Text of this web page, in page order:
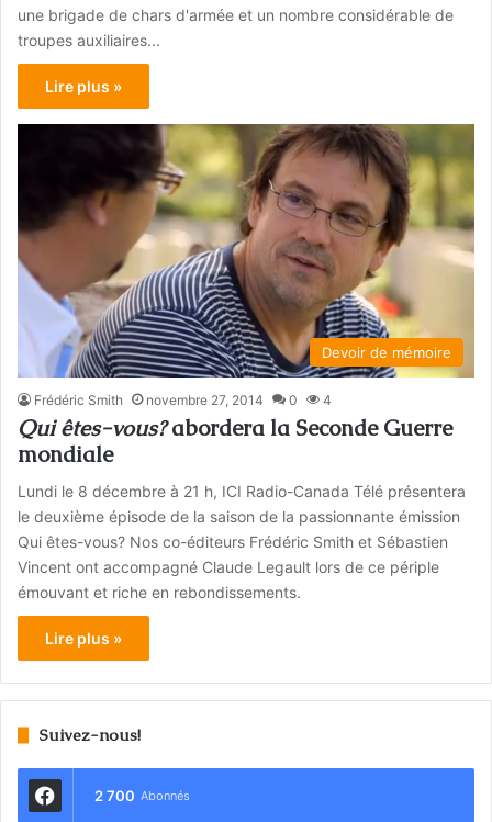
une brigade de chars d'armée et un nombre considérable de
troupes auxiliaires...
Lire plus »
Devoir de mémoire
Frédéric Smith novembre 27, 2014 0 4
Qui êtes-vous?abordera la Seconde Guerre
mondiale
Lundi le 8 décembre à 21 h, ICI Radio-Canada Télé présentera
le deuxième épisode de la saison de la passionnante émission
Qui êtes-vous? Nos co-éditeurs Frédéric Smith et Sébastien
Vincent ont accompagné Claude Legault lors de ce périple
émouvant et riche en rebondissements.
Lire plus »
Suivez-nous!
2 700 Abonnés